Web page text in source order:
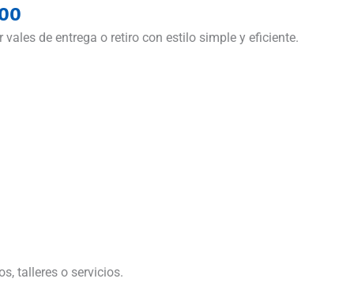
de entrega o retiro con estilo simple y eficiente.
talleres o servicios.